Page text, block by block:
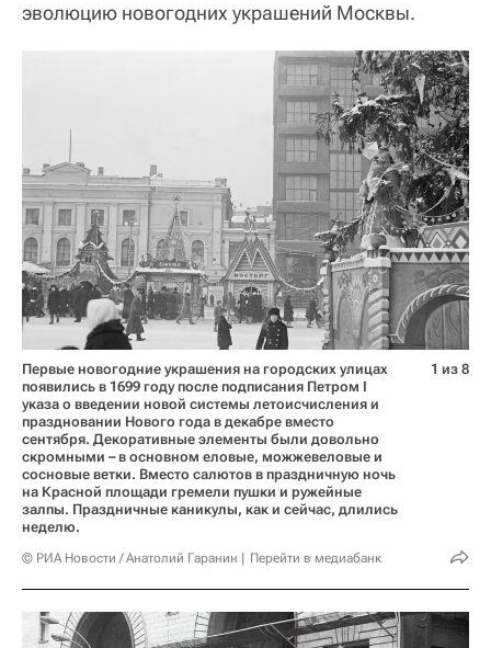
эволюцию новогодних украшений Москвы.
Первые новогодние украшения на городских улицах
появились в 1699 году после подписания Петром I
указа о введении новой системы летоисчисления и
праздновании Нового года в декабре вместо
сентября. Декоративные элементы были довольно
скромными – в основном еловые, можжевеловые и
сосновые ветки. Вместо салютов в праздничную ночь
на Красной площади гремели пушки и ружейные
залпы. Праздничные каникулы, как и сейчас, длились
неделю.
© РИА Новости / Анатолий Гаранин Перейти в медиабанк
1 из 8